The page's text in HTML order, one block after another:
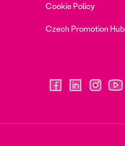
Cookie Policy
Czech Promotion Hub